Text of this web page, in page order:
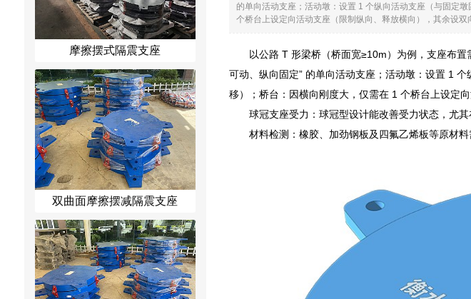
摩擦摆式隔震支座
双曲面摩擦摆减隔震支座
的单向活动支座；活动墩：设置 1 个纵向活动支座（与固定
个桥台上设定向活动支座（限制纵向、释放横向），其余设双
以公路 T 形梁桥（桥面宽≥10m）为例，支座布
可动、纵向固定” 的单向活动支座；活动墩：设置 1
移）；桥台：因横向刚度大，仅需在 1 个桥台上设定
球冠支座受力：球冠型设计能改善受力状态，尤
材料检测：橡胶、加劲钢板及四氟乙烯板等原材料